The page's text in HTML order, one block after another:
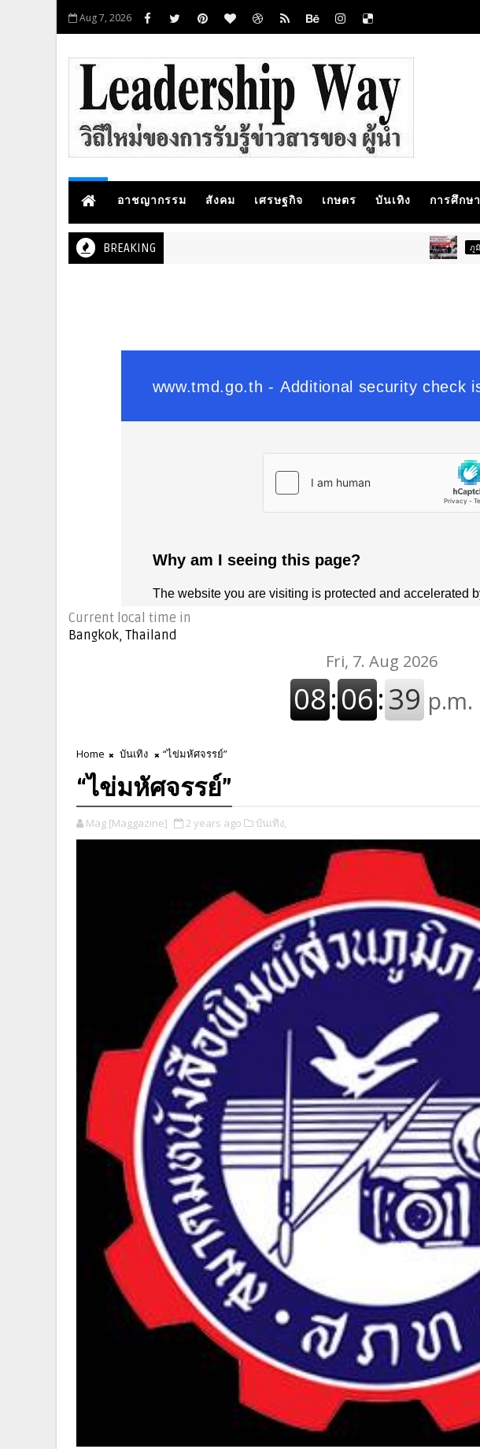
Aug 7, 2026
อาชญากรรม สังคม เศรษฐกิจ เกษตร บันเทิง การศึกษา
BREAKING
Current local time in
Bangkok, Thailand
Home บันเทิง “ไข่มหัศจรรย์”
“ไข่มหัศจรรย์”
Mag [Maggazine] 2 years ago บันเทิง,